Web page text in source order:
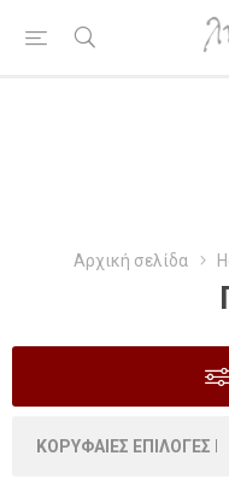
Αρχική σελίδα